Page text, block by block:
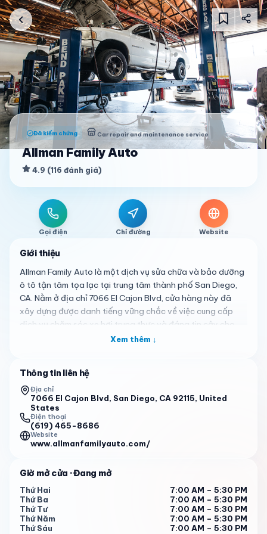
Đã kiểm chứng Car repair and maintenance service
Allman Family Auto
4.9 (116 đánh giá)
Gọi điện Chỉ đường Website
Giới thiệu
Allman Family Auto là một dịch vụ sửa chữa và bảo dưỡng
ô tô tận tâm tọa lạc tại trung tâm thành phố San Diego,
CA. Nằm ở địa chỉ 7066 El Cajon Blvd, cửa hàng này đã
xây dựng được danh tiếng vững chắc về việc cung cấp
dịch vụ chăm sóc xe hơi trung thực và đáng tin cậy cho
cộng đồng địa phương. Dù bạn cần bảo dưỡng định kỳ
tin đầy đủ trong suốt quá trình.
Với đánh giá ấn tượng 4,9 sao từ 116 đánh giá, Allman
Family Auto nổi bật là sự lựa chọn đáng tin cậy cho chủ sở
hữu xe hơi. Khách hàng liên tục ca ngợi cửa hàng về sự
minh bạch, giá cả hợp lý và dịch vụ nhanh chóng, biến nó
thành điểm đến yêu thích cho các gia đình và cá nhân.
luôn vượt trội để đảm bảo mỗi lần ghé thăm đều không
phiền phức và hài lòng, thường giải quyết vấn đề hiệu quả
mà không bán thêm không cần thiết.
Đội ngũ tại Allman Family Auto xử lý nhiều loại công việc
Xem thêm ↓
Thông tin liên hệ
Địa chỉ
7066 El Cajon Blvd, San Diego, CA 92115, United
States
Điện thoại
(619) 465-8686
Website
www.allmanfamilyauto.com/
Giờ mở cửa · Đang mở
Thứ Hai
7:00 AM – 5:30 PM
Thứ Ba
7:00 AM – 5:30 PM
Thứ Tư
7:00 AM – 5:30 PM
Thứ Năm
7:00 AM – 5:30 PM
Thứ Sáu
7:00 AM – 5:30 PM